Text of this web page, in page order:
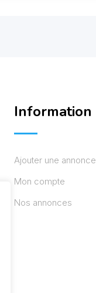
Information
Ajouter une annonce
Mon compte
Nos annonces